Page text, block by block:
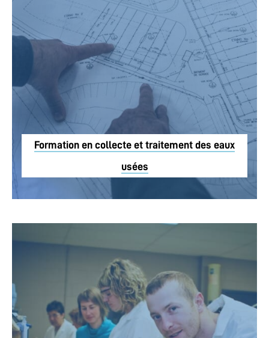
Formation en collecte et traitement des eaux
usées